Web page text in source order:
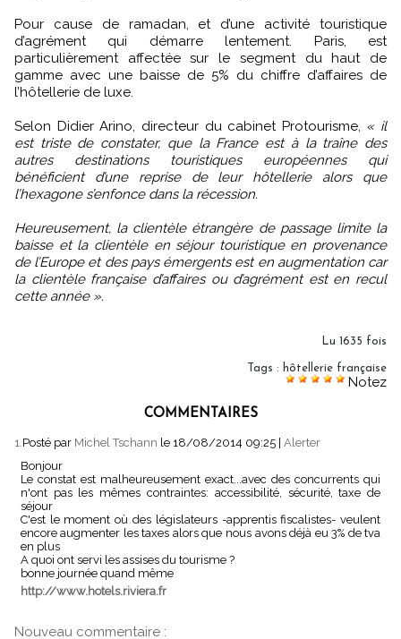
Pour cause de ramadan, et d’une activité touristique
d’agrément qui démarre lentement. Paris, est
particulièrement affectée sur le segment du haut de
gamme avec une baisse de 5% du chiffre d’affaires de
l’hôtellerie de luxe.
Selon Didier Arino, directeur du cabinet Protourisme, « il
est triste de constater, que la France est à la traîne des
autres destinations touristiques européennes qui
bénéficient d’une reprise de leur hôtellerie alors que
l’hexagone s’enfonce dans la récession.
Heureusement, la clientèle étrangère de passage limite la
baisse et la clientèle en séjour touristique en provenance
de l’Europe et des pays émergents est en augmentation car
la clientèle française d’affaires ou d’agrément est en recul
cette année ».
Lu 1635 fois
Tags : hôtellerie française
Notez
COMMENTAIRES
1. Posté par Michel Tschann le 18/08/2014 09:25 | Alerter
Bonjour
Le constat est malheureusement exact...avec des concurrents qui
n'ont pas les mêmes contraintes: accessibilité, sécurité, taxe de
séjour
C'est le moment où des législateurs -apprentis fiscalistes- veulent
encore augmenter les taxes alors que nous avons déjà eu 3% de tva
en plus
A quoi ont servi les assises du tourisme ?
bonne journée quand même
http://www.hotels.riviera.fr
Nouveau commentaire :